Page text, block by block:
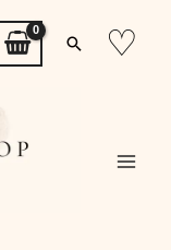
Zoeken
♡